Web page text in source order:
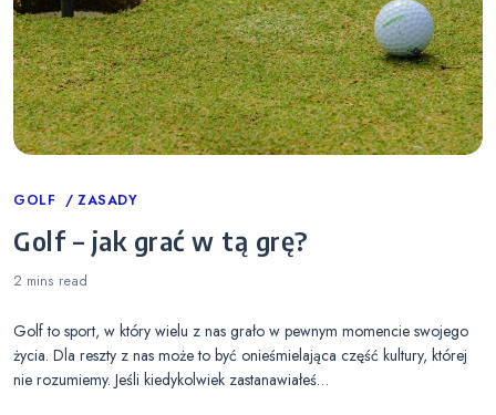
Categories
GOLF ZASADY
Golf – jak grać w tą grę?
2 mins read
Golf to sport, w który wielu z nas grało w pewnym momencie swojego
życia. Dla reszty z nas może to być onieśmielająca część kultury, której
nie rozumiemy. Jeśli kiedykolwiek zastanawiałeś…